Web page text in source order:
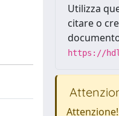
Utilizza
citare o
https://